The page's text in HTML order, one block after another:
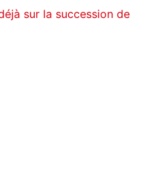
sur la succession de